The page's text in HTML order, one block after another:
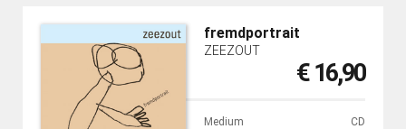
fremdportrait
ZEEZOUT
€ 16,90
Medium
CD